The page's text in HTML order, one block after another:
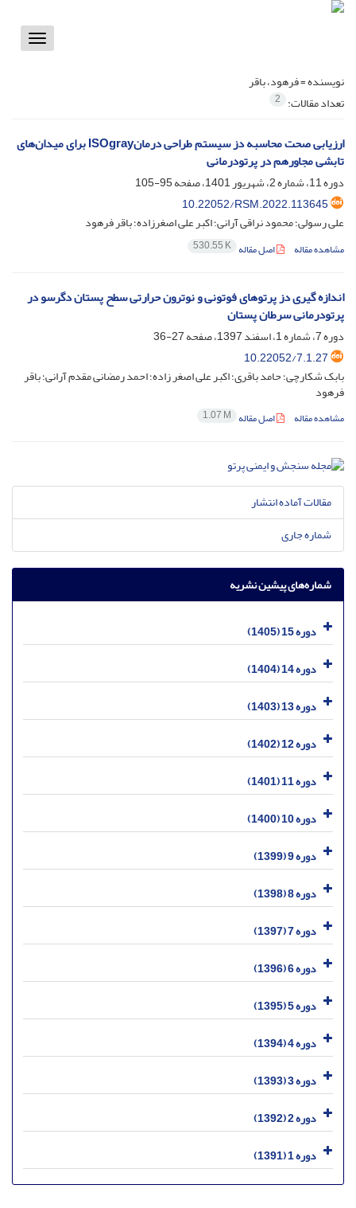
Toggle
نویسنده =فرهود، باقر
تعداد مقالات: 2
ارزیابی صحت محاسبه دز سیستم طراحی درمانISOgray برای میدان‌های
تابشی مجاورهم در پرتودرمانی
دوره 11، شماره 2، شهریور 1401، صفحه
95-105
10.22052/RSM.2022.113645
علی رسولی؛ محمود نراقی آرانی؛ اکبر علی اصغرزاده؛ باقر فرهود
مشاهده مقاله اصل مقاله 530.55 K
اندازه گیری دز پرتوهای فوتونی و نوترون حرارتی سطح پستان دگرسو در
پرتودرمانی سرطان پستان
دوره 7، شماره 1، اسفند 1397، صفحه
27-36
10.22052/7.1.27
بابک شکارچی؛ حامد باقری؛ اکبر علی اصغر زاده؛ احمد رمضانی مقدم آرانی؛ باقر
فرهود
مشاهده مقاله اصل مقاله 1.07 M
مقالات آماده انتشار
شماره جاری
شماره‌های پیشین نشریه
دوره 15 (1405)
دوره 14 (1404)
دوره 13 (1403)
دوره 12 (1402)
دوره 11 (1401)
دوره 10 (1400)
دوره 9 (1399)
دوره 8 (1398)
دوره 7 (1397)
دوره 6 (1396)
دوره 5 (1395)
دوره 4 (1394)
دوره 3 (1393)
دوره 2 (1392)
دوره 1 (1391)